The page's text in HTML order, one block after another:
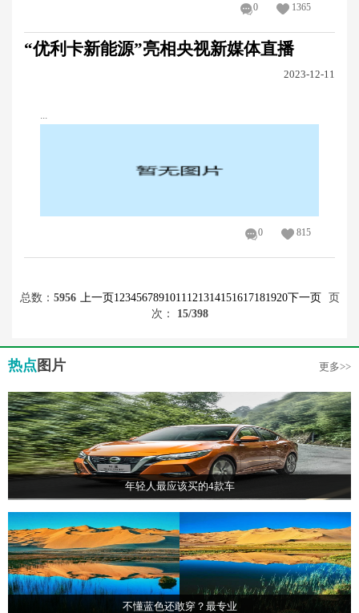
0 1365
“优利卡新能源”亮相央视新媒体直播
2023-12-11
...
0 815
总数： 5956 上一页1234567891011121314151617181920下一页
页
次： 15/398
热点 图片 更多>>
年轻人最应该买的4款车
不懂蓝色还敢穿？最专业